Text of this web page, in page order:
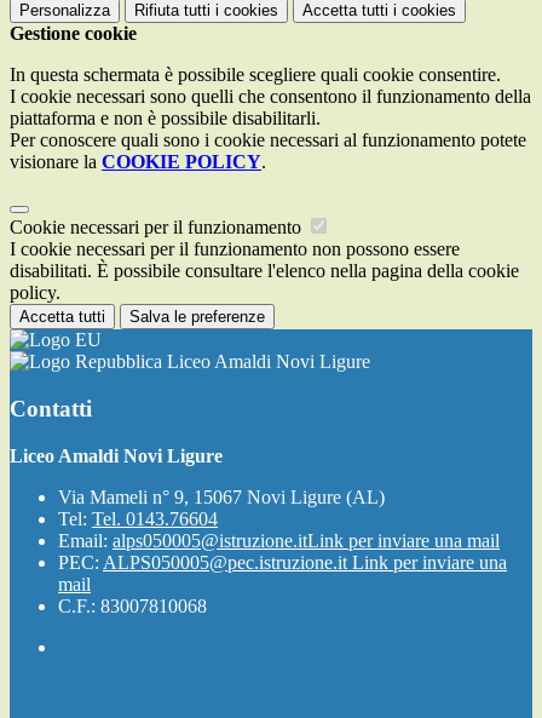
Personalizza Rifiuta tutti i cookies Accetta tutti i cookies
Gestione cookie
In questa schermata è possibile scegliere quali cookie consentire.
I cookie necessari sono quelli che consentono il funzionamento della
piattaforma e non è possibile disabilitarli.
Per conoscere quali sono i cookie necessari al funzionamento potete
visionare la COOKIE POLICY.
Cookie necessari per il funzionamento
I cookie necessari per il funzionamento non possono essere
disabilitati. È possibile consultare l'elenco nella pagina della cookie
policy.
Accetta tutti Salva le preferenze
Liceo Amaldi Novi Ligure
Contatti
Liceo Amaldi Novi Ligure
Via Mameli n° 9, 15067 Novi Ligure (AL)
Tel: Tel. 0143.76604
Email: alps050005@istruzione.itLink per inviare una mail
PEC: ALPS050005@pec.istruzione.it Link per inviare una
mail
C.F.: 83007810068